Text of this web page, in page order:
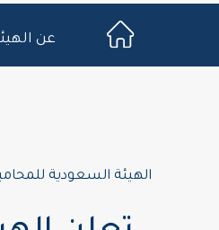
عن
الهيئة السعودية